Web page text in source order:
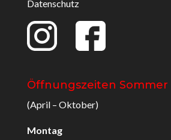
Datenschutz
Öffnungszeiten Sommer
(April – Oktober)
Montag